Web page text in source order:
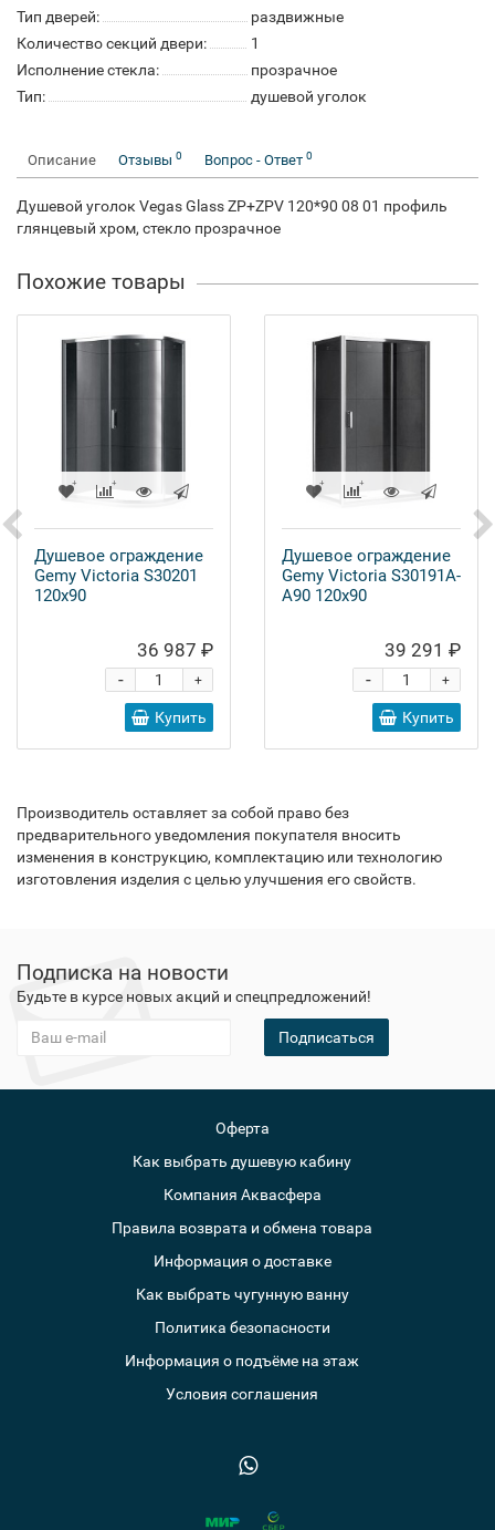
Тип дверей:
раздвижные
Количество секций двери:
1
Исполнение стекла:
прозрачное
Тип:
душевой уголок
Описание Отзывы 0 Вопрос - Ответ 0
Душевой уголок Vegas Glass ZP+ZPV 120*90 08 01 профиль
глянцевый хром, стекло прозрачное
Похожие товары
Душевое ограждение
Gemy Victoria S30201
120x90
36 987 ₽
+
-
Купить
Душевое ограждение
Gemy Victoria S30191A-
A90 120x90
39 291 ₽
+
-
Купить
Производитель оставляет за собой право без
предварительного уведомления покупателя вносить
изменения в конструкцию, комплектацию или технологию
изготовления изделия с целью улучшения его свойств.
Подписка на новости
Будьте в курсе новых акций и спецпредложений!
Подписаться
Оферта
Как выбрать душевую кабину
Компания Аквасфера
Правила возврата и обмена товара
Информация о доставке
Как выбрать чугунную ванну
Политика безопасности
Информация о подъёме на этаж
Условия соглашения